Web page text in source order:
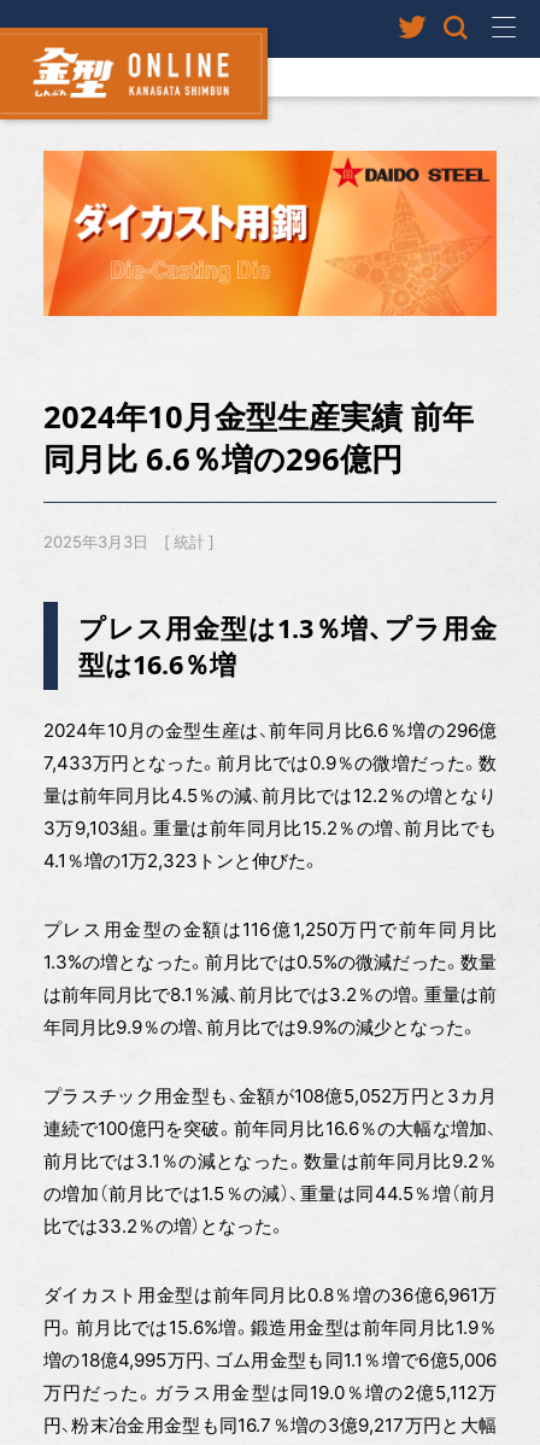
2024年10月金型生産実績 前年
同月比 6.6％増の296億円
2025年3月3日 統計
プレス用金型は1.3％増、プラ用金
型は16.6％増
2024年10月の金型生産は、前年同月比6.6％増の296億
7,433万円となった。前月比では0.9％の微増だった。数
量は前年同月比4.5％の減、前月比では12.2％の増となり
3万9,103組。重量は前年同月比15.2％の増、前月比でも
4.1％増の1万2,323トンと伸びた。
プレス用金型の金額は116億1,250万円で前年同月比
1.3%の増となった。前月比では0.5%の微減だった。数量
は前年同月比で8.1％減、前月比では3.2％の増。重量は前
年同月比9.9％の増、前月比では9.9%の減少となった。
プラスチック用金型も、金額が108億5,052万円と3カ月
連続で100億円を突破。前年同月比16.6％の大幅な増加、
前月比では3.1％の減となった。数量は前年同月比9.2％
の増加（前月比では1.5％の減）、重量は同44.5％増（前月
比では33.2％の増）となった。
ダイカスト用金型は前年同月比0.8％増の36億6,961万
円。前月比では15.6%増。鍛造用金型は前年同月比1.9％
増の18億4,995万円、ゴム用金型も同1.1％増で6億5,006
万円だった。ガラス用金型は同19.0％増の2億5,112万
円、粉末冶金用金型も同16.7％増の3億9,217万円と大幅